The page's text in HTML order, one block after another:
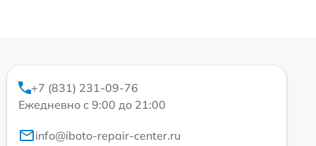
+7 (831) 231-09-76
Ежедневно с 9:00 до 21:00
info@iboto-repair-center.ru